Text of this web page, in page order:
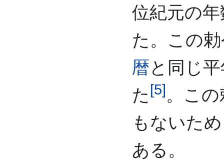
位紀元の
た。この
暦と同じ
た [5]。こ
もないた
ある。